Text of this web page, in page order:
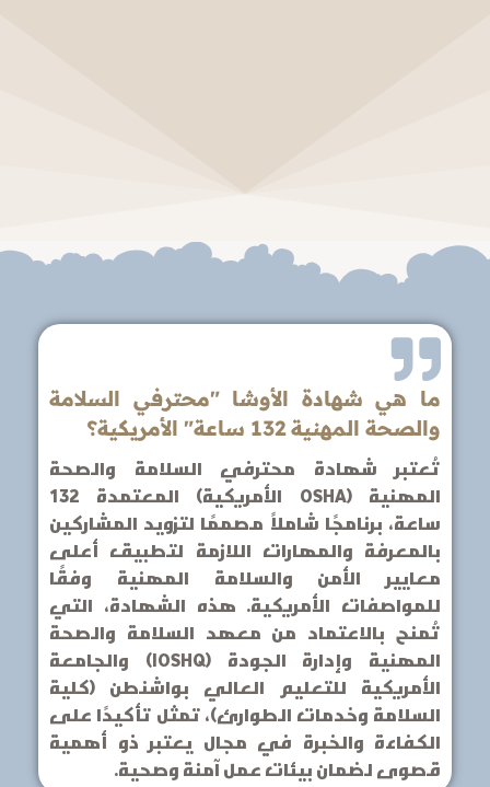
ما هي شهادة الأوشا "محترفي السلامة
والصحة المهنية 132 ساعة" الأمريكية؟
تُعتبر شهادة محترفي السلامة والصحة
المهنية (OSHA الأمريكية) المعتمدة 132
ساعة، برنامجًا شاملاً مصممًا لتزويد المشاركين
بالمعرفة والمهارات اللازمة لتطبيق أعلى
معايير الأمن والسلامة المهنية وفقًا
للمواصفات الأمريكية. هذه الشهادة، التي
تُمنح بالاعتماد من معهد السلامة والصحة
المهنية وإدارة الجودة (IOSHQ) والجامعة
الأمريكية للتعليم العالي بواشنطن (كلية
السلامة وخدمات الطوارئ)، تمثل تأكيدًا على
الكفاءة والخبرة في مجال يعتبر ذو أهمية
قصوى لضمان بيئات عمل آمنة وصحية.